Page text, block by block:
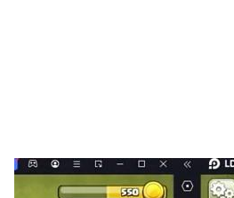
เริ่มต้นการเดินทางครั้งยิ่งใหญ่ขอ